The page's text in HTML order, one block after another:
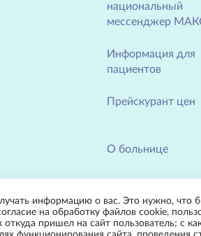
национальный
мессенджер
Информация для
пациентов
Прейскурант цен
О больнице
Новости
информацию о вас. Это нужно, что
на обработку файлов cookie,
откуда пришел на сайт пользователь; с